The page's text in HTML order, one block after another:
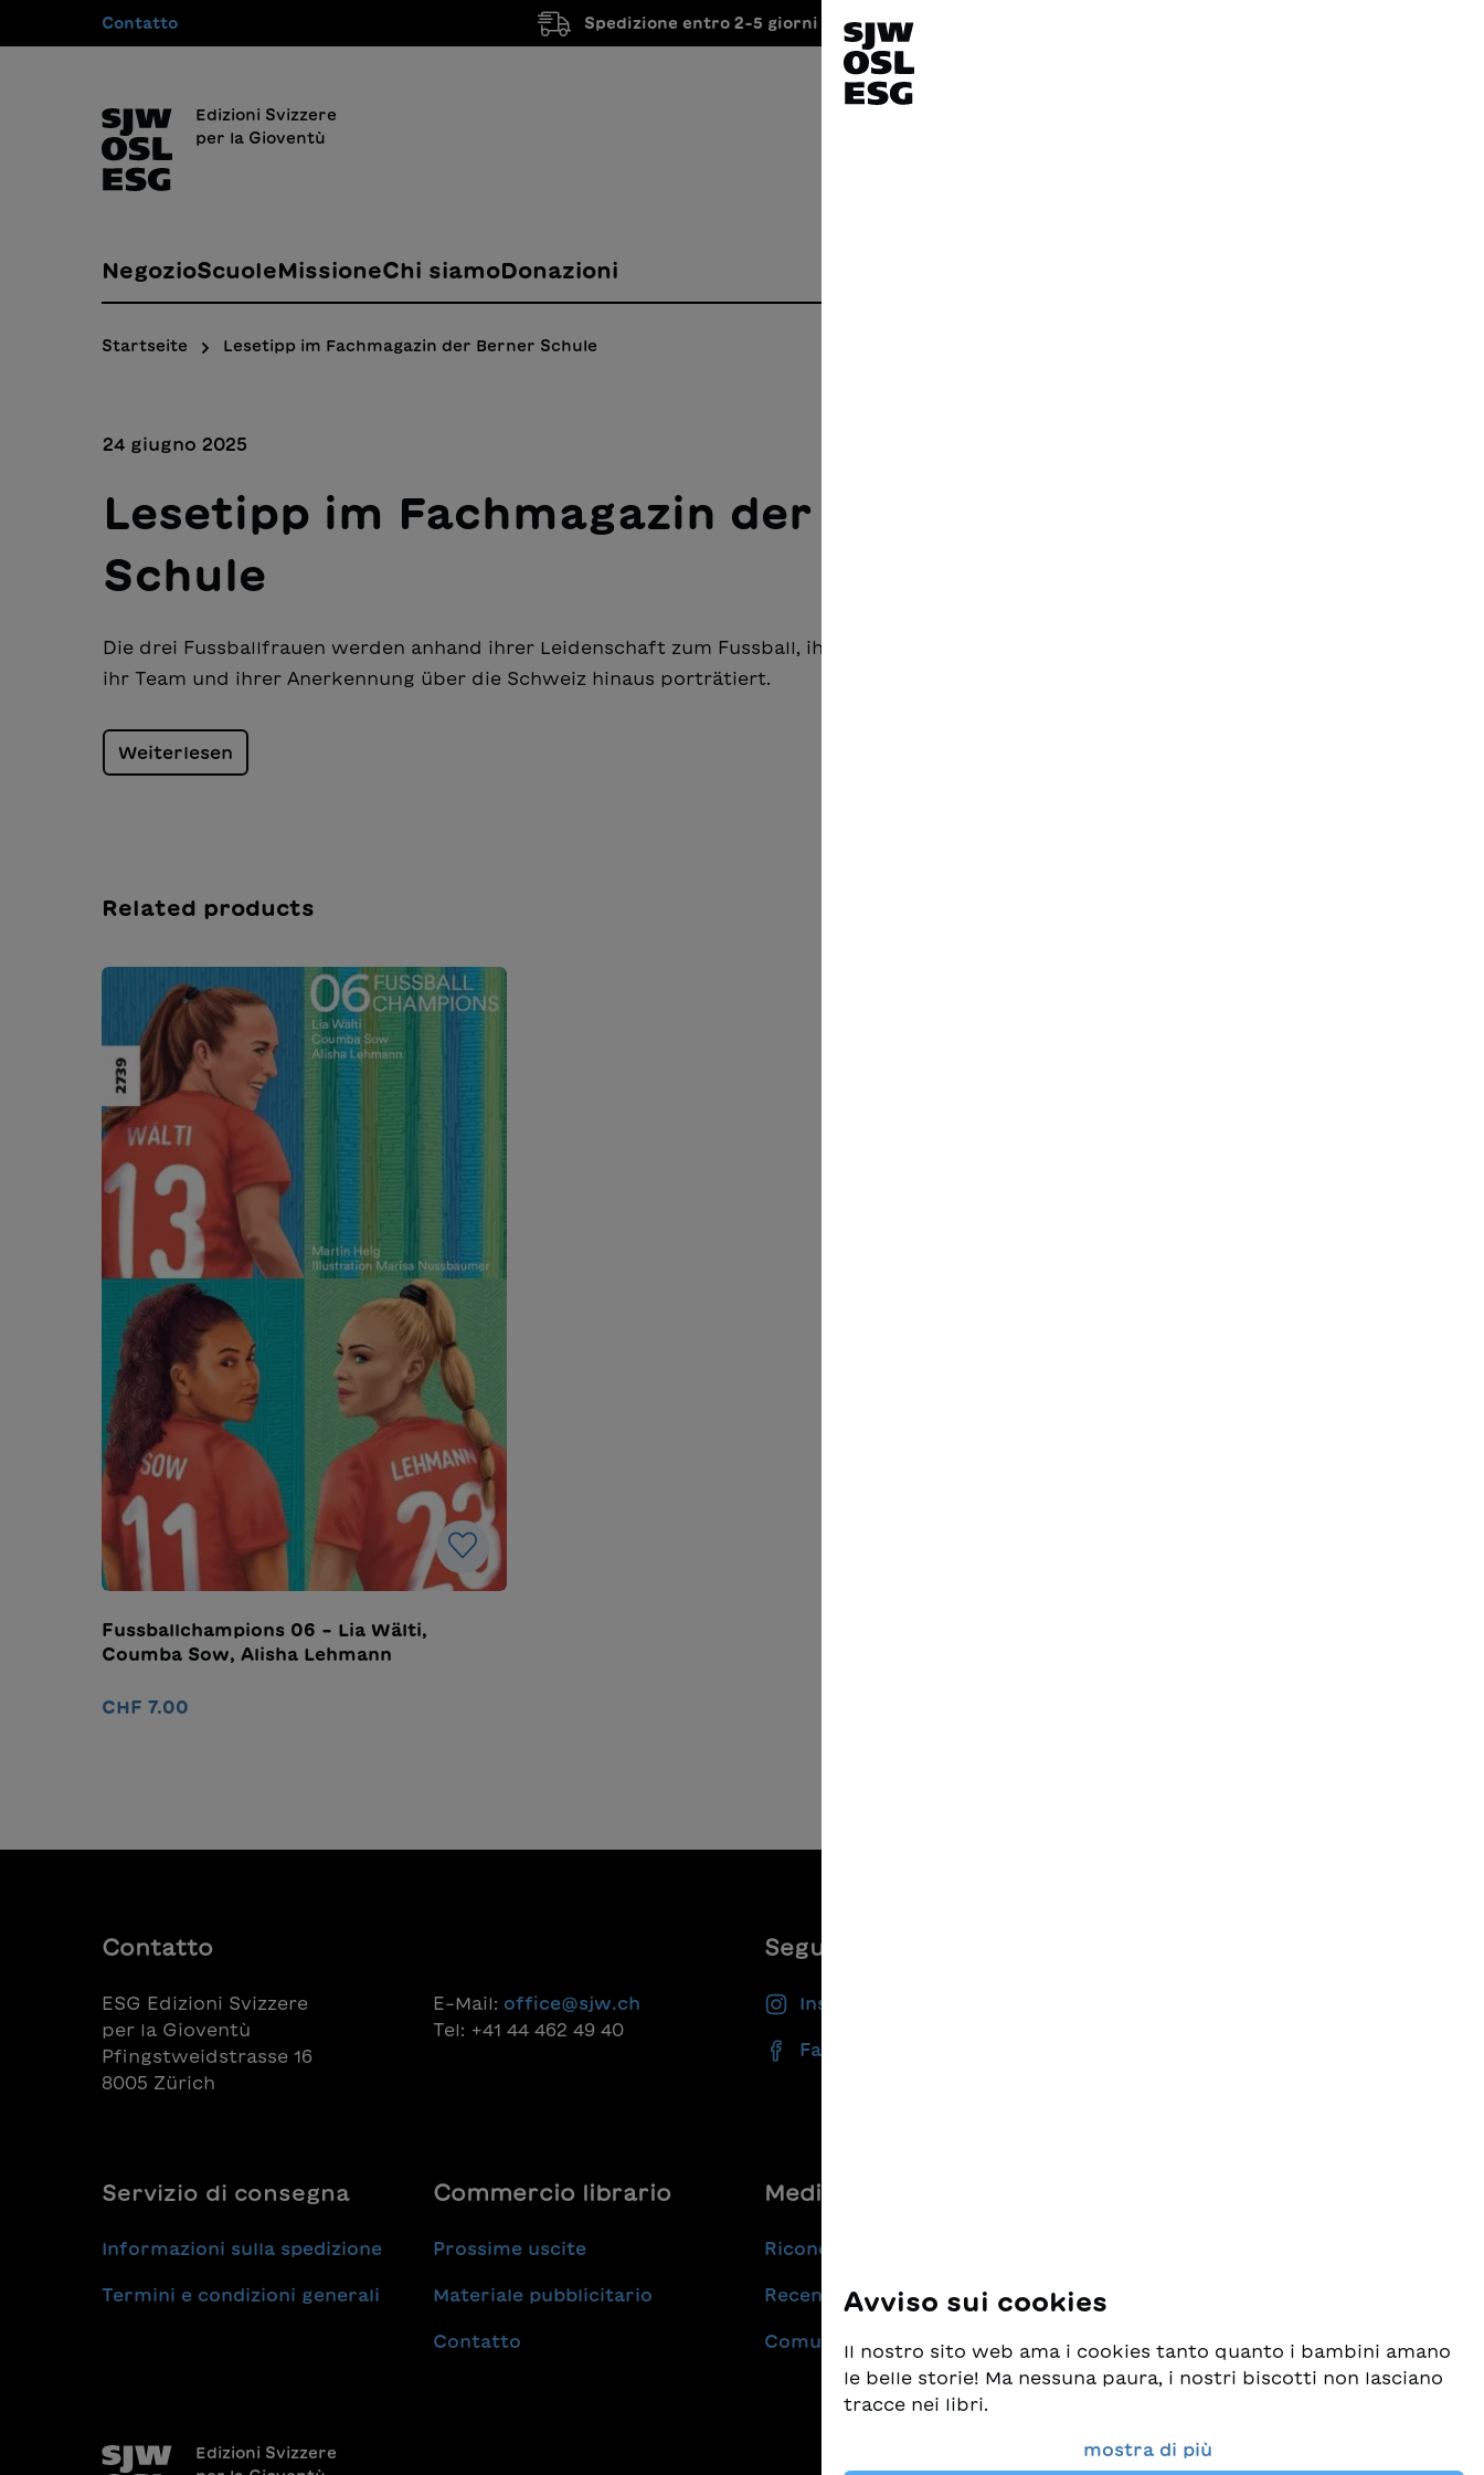
Passa alla navigazione principale
Contatto Spedizione entro 2-5 giorni lavorativi
Edizioni Svizzere
per la Gioventù
NegozioScuoleMissioneChi siamoDonazioni
Startseite Lesetipp im Fachmagazin der Berner Schule
24 giugno 2025
Lesetipp im Fachmagazin der Berner
Schule
Die drei Fussballfrauen werden anhand ihrer Leidenschaft zum Fussball, ihrer Verantwortung für
ihr Team und ihrer Anerkennung über die Schweiz hinaus porträtiert.
Weiterlesen
Salta la galleria dei prodotti
Related products
Fussballchampions 06 – Lia Wälti,
Coumba Sow, Alisha Lehmann
CHF 7.00
Contatto
ESG Edizioni Svizzere
per la Gioventù
Pfingstweidstrasse 16
8005 Zürich
E-Mail: office@sjw.ch
Tel: +41 44 462 49 40
Seguiteci
Instagram
Facebook
Servizio di consegna
Informazioni sulla spedizione
Termini e condizioni generali
Commercio librario
Prossime uscite
Materiale pubblicitario
Contatto
Medie
Riconoscimenti
Recensioni
Comunicati stampa
Edizioni Svizzere
Avviso sui cookies
Il nostro sito web ama i cookies tanto quanto i bambini amano
le belle storie! Ma nessuna paura, i nostri biscotti non lasciano
tracce nei libri.
Prendiamo molto seriamente la protezione dei vostri dati e al
mostra di più